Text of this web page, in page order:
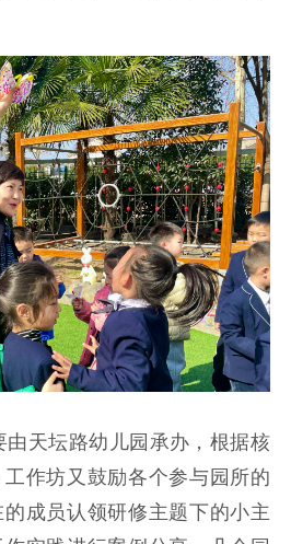
天坛路幼儿园承办，根据核
作坊又鼓励各个参与园所的
成员认领研修主题下的小主